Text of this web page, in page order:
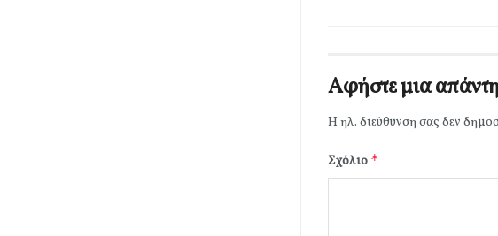
Αφήστε μια
Η ηλ. διεύθυνση σας δεν
Σχόλιο *